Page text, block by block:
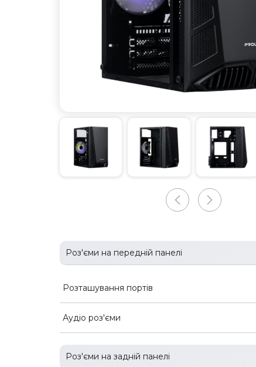
Роз'єми на передній панелі
Розташування портів
Аудіо роз'єми
Роз'єми на задній панелі